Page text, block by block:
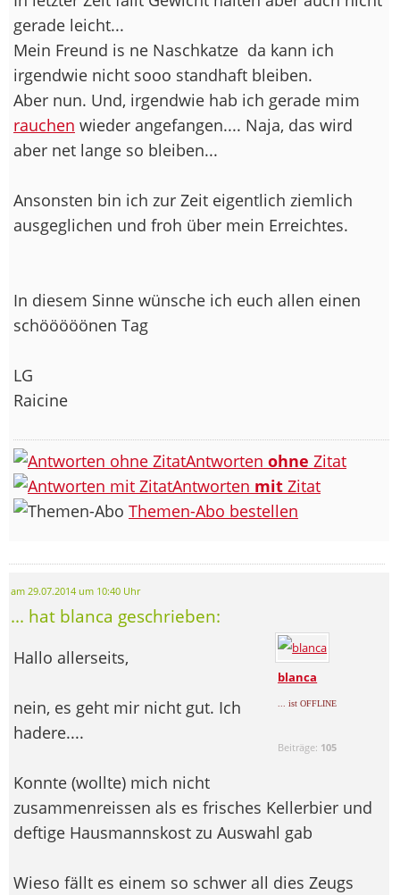
gerade leicht...
Mein Freund is ne Naschkatze da kann ich
irgendwie nicht sooo standhaft bleiben.
Aber nun. Und, irgendwie hab ich gerade mim
rauchen wieder angefangen.... Naja, das wird
aber net lange so bleiben...
Ansonsten bin ich zur Zeit eigentlich ziemlich
ausgeglichen und froh über mein Erreichtes.
In diesem Sinne wünsche ich euch allen einen
schööööönen Tag
LG
Raicine
Antworten ohne Zitat
Antworten mit Zitat
Themen-Abo bestellen
am 29.07.2014 um 10:40 Uhr
... hat blanca geschrieben:
blanca
... ist OFFLINE
Beiträge: 105
Hallo allerseits,
nein, es geht mir nicht gut. Ich
hadere....
Konnte (wollte) mich nicht
zusammenreissen als es frisches Kellerbier und
deftige Hausmannskost zu Auswahl gab
Wieso fällt es einem so schwer all dies Zeugs